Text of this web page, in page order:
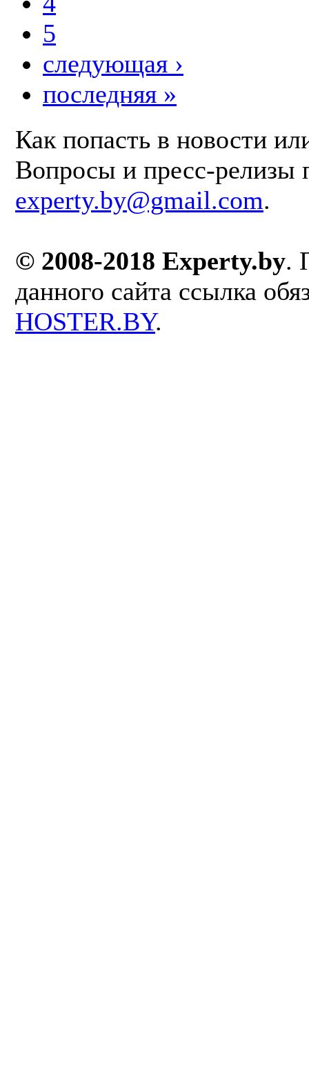
5
следующая ›
последняя »
Как попасть в новости
Вопросы и пресс-релизы
experty.by@gmail.com.
© 2008-2018 Experty.by.
данного сайта ссылка
HOSTER.BY.